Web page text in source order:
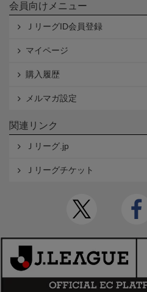
会員向けメニュー
ＪリーグID会員登録
マイページ
購入履歴
メルマガ設定
関連リンク
Ｊリーグ.jp
Ｊリーグチケット